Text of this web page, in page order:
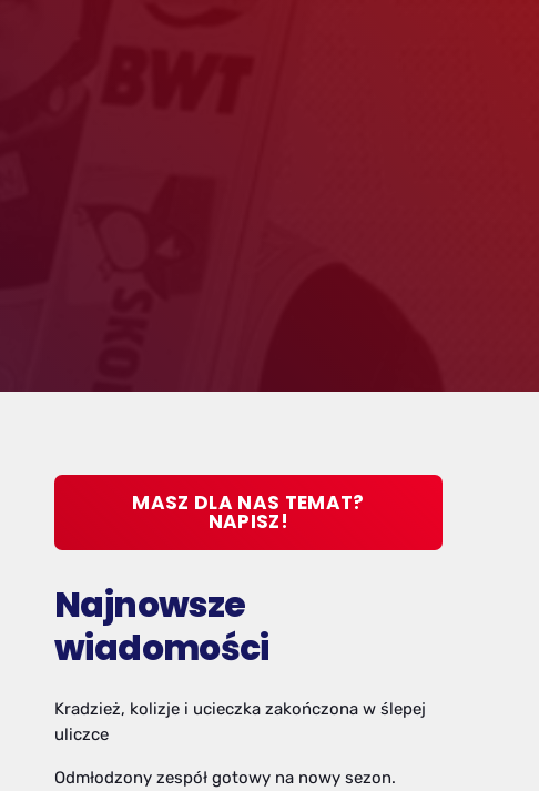
MASZ DLA NAS TEMAT?
NAPISZ!
Najnowsze
wiadomości
Kradzież, kolizje i ucieczka zakończona w ślepej
uliczce
Odmłodzony zespół gotowy na nowy sezon.